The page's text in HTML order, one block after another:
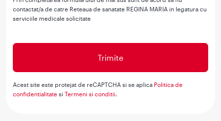
contactat/a de catre Reteaua de sanatate REGINA MARIA in legatura cu
serviciile medicale solicitate
Acest site este protejat de reCAPTCHA si se aplica Politica de
confidentialitate siTermeni si conditii.